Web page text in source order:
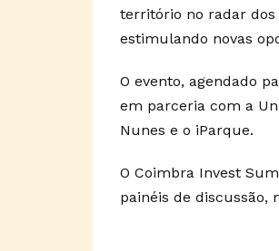
território no radar dos
estimulando novas
O evento, agendado
em parceria com a
Nunes e o iParque.
O Coimbra Invest
painéis de discussão,